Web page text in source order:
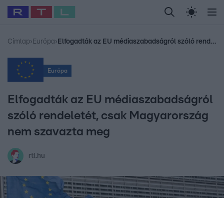
Legfrissebb RTL Híradó Randi Celeb vagyok,
Babits Marcella Most Wanted Gallusz
Címlap› Európa› Elfogadták az EU médiaszabadságról szóló rendeletét, csak Magyarország nem szavazta meg
Európa
Elfogadták az EU médiaszabadságról
szóló rendeletét, csak Magyarország
nem szavazta meg
rtl.hu